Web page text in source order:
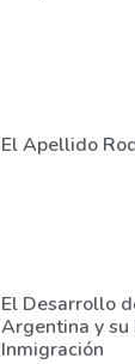
El Apellido
El Desarrollo
Argentina y su
Inmigración